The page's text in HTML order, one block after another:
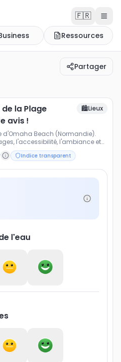
🇫🇷
Ressources
Partager
Plage d'Omaha Beach :
d'Omaha Beach
la Plage
avis !
🏙️Lieux
d'Omaha Beach (Normandie).
l'accessibilité, l'ambiance et
Indice transparent
l'eau